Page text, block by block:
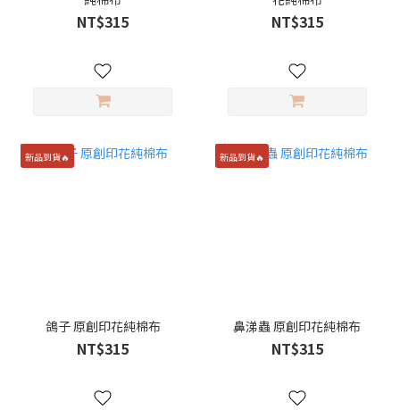
NT$315 NT$315
新品到貨🔥
鴿子 原創印花純棉布
NT$315
新品到貨🔥
鼻涕蟲 原創印花純棉布
NT$315